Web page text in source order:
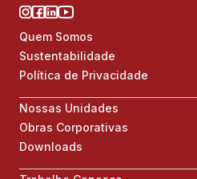
Quem Somos
Sustentabilidade
Política de Privacidade
Nossas Unidades
Obras Corporativas
Downloads